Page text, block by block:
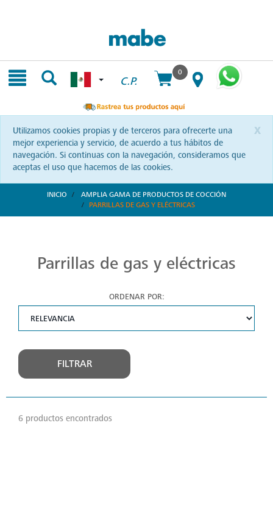
C.P.
0
x
Utilizamos cookies propias y de terceros para ofrecerte una
mejor experiencia y servicio, de acuerdo a tus hábitos de
navegación. Si continuas con la navegación, consideramos que
aceptas el uso que hacemos de las cookies.
INICIO
AMPLIA GAMA DE PRODUCTOS DE COCCIÓN
PARRILLAS DE GAS Y ELÉCTRICAS
Parrillas de gas y eléctricas
ORDENAR POR:
FILTRAR
6 productos encontrados